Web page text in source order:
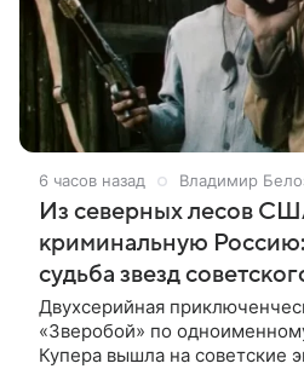
6 часов назад Владимир
Из северных лесов
криминальную
судьба звезд
«Зверобой»
Двухсерийная
«Зверобой» по
Купера вышла на советские